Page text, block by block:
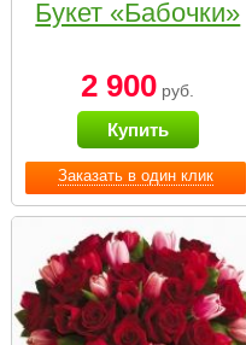
Заказать в один клик
Букет «Бабочки»
2 900 руб.
Купить